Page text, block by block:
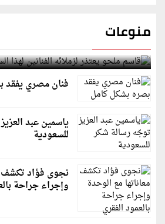
منوعات
قاسم ملحو يعتذر لزملائه الفنانين
فنان مصري يفقد
ياسمين عبد
للسعودية
نجوى فؤاد تكشف
وإجراء جراحة